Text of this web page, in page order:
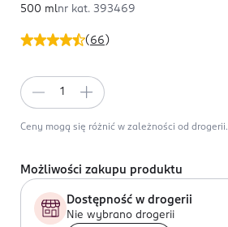
( 66 )
500 mlnr kat. 393469
Ceny mogą się różnić w zależności od drogerii.
Możliwości zakupu produktu
Dostępność w drogerii
Nie wybrano drogerii